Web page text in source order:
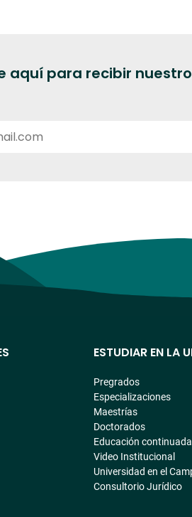
aquí para recibir
ESTUDIAR EN LA
Pregrados
Especializaciones
Maestrías
Doctorados
Educación continuada
Video Institucional
Universidad en el
Consultorio Jurídico